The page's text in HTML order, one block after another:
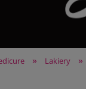
» Lakiery »